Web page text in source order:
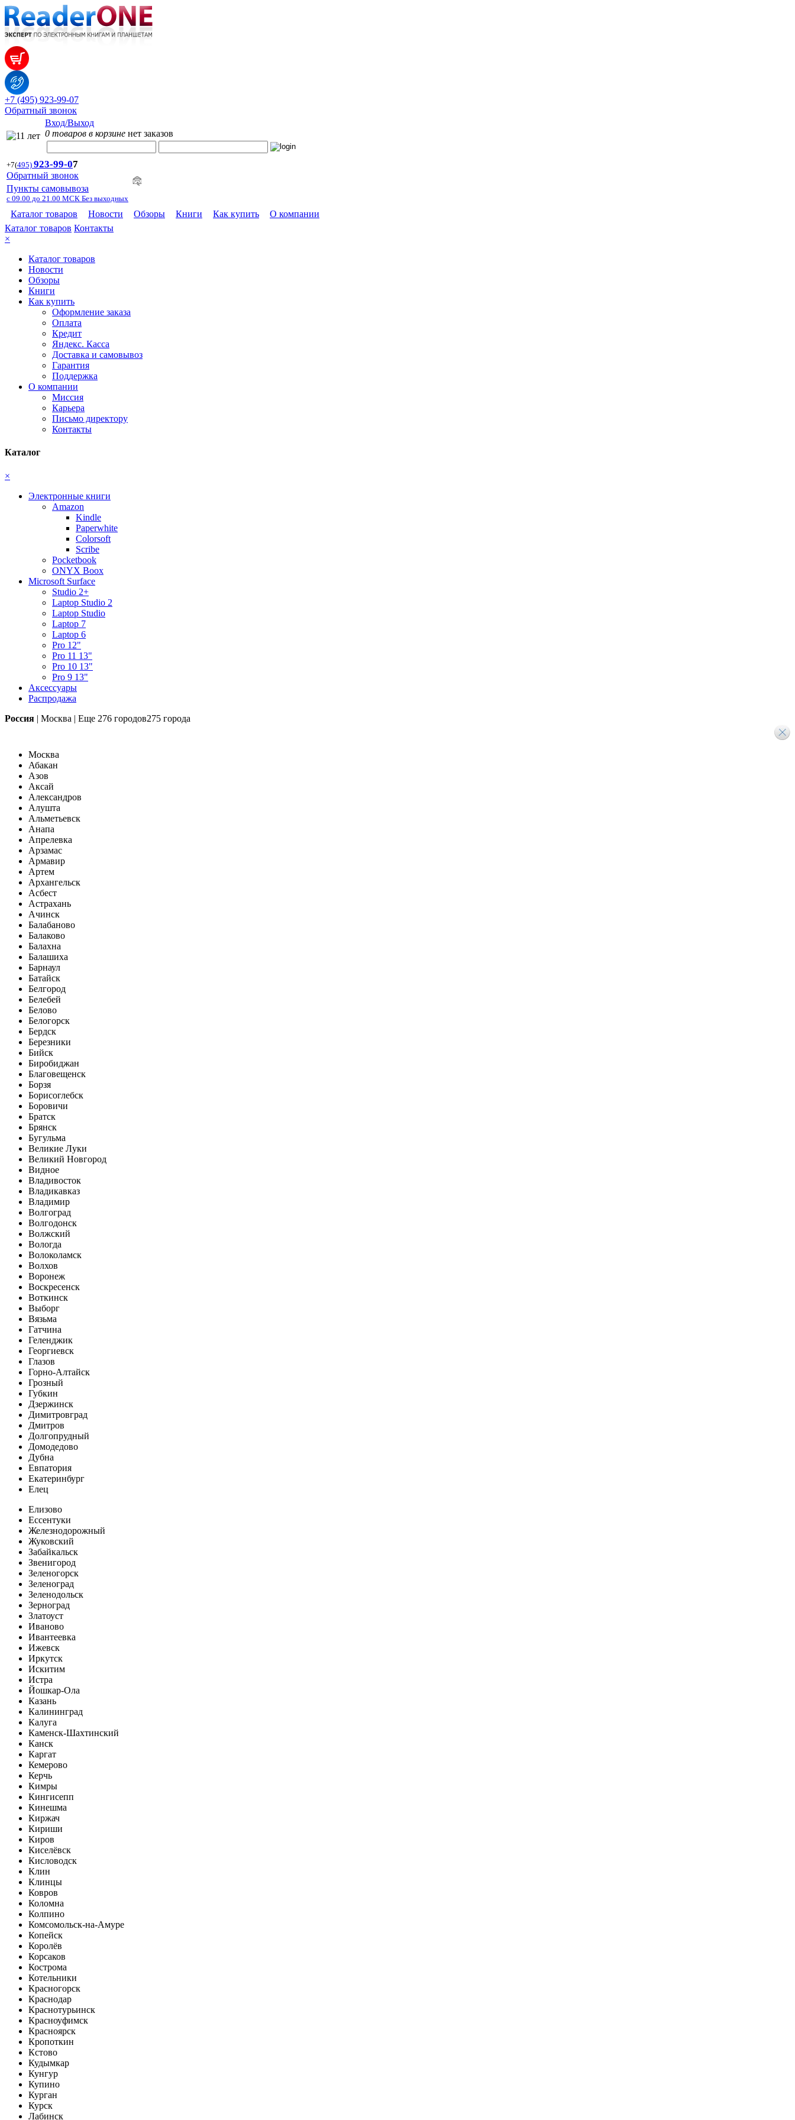
+7 (495) 923-99-07
Обратный звонок
Вход/Выход
0 товаров в корзине нет заказов
+7(495) 923-99-07
Обратный звонок
Пункты самовывоза
с 09.00 до 21.00 МСК Без выходных
Каталог товаров Новости Обзоры Книги Как купить
О компании
Каталог товаров Контакты
×
Каталог товаров
Новости
Обзоры
Книги
Как купить
Оформление заказа
Оплата
Кредит
Яндекс. Касса
Доставка и самовывоз
Гарантия
Поддержка
О компании
Миссия
Карьера
Письмо директору
Контакты
Каталог
×
Электронные книги
Amazon
Kindle
Paperwhite
Colorsoft
Scribe
Pocketbook
ONYX Boox
Microsoft Surface
Studio 2+
Laptop Studio 2
Laptop Studio
Laptop 7
Laptop 6
Pro 12"
Pro 11 13"
Pro 10 13"
Pro 9 13"
Аксессуары
Распродажа
Россия | Москва | Еще 276 городов275 города
Москва
Абакан
Азов
Аксай
Александров
Алушта
Альметьевск
Анапа
Апрелевка
Арзамас
Армавир
Артем
Архангельск
Асбест
Астрахань
Ачинск
Балабаново
Балаково
Балахна
Балашиха
Барнаул
Батайск
Белгород
Белебей
Белово
Белогорск
Бердск
Березники
Бийск
Биробиджан
Благовещенск
Борзя
Борисоглебск
Боровичи
Братск
Брянск
Бугульма
Великие Луки
Великий Новгород
Видное
Владивосток
Владикавказ
Владимир
Волгоград
Волгодонск
Волжский
Вологда
Волоколамск
Волхов
Воронеж
Воскресенск
Воткинск
Выборг
Вязьма
Гатчина
Геленджик
Георгиевск
Глазов
Горно-Алтайск
Грозный
Губкин
Дзержинск
Димитровград
Дмитров
Долгопрудный
Домодедово
Дубна
Евпатория
Екатеринбург
Елец
Елизово
Ессентуки
Железнодорожный
Жуковский
Забайкальск
Звенигород
Зеленогорск
Зеленоград
Зеленодольск
Зерноград
Златоуст
Иваново
Ивантеевка
Ижевск
Иркутск
Искитим
Истра
Йошкар-Ола
Казань
Калининград
Калуга
Каменск-Шахтинский
Канск
Каргат
Кемерово
Керчь
Кимры
Кингисепп
Кинешма
Киржач
Кириши
Киров
Киселёвск
Кисловодск
Клин
Клинцы
Ковров
Коломна
Колпино
Комсомольск-на-Амуре
Копейск
Королёв
Корсаков
Кострома
Котельники
Красногорск
Краснодар
Краснотурьинск
Красноуфимск
Красноярск
Кропоткин
Кстово
Кудымкар
Кунгур
Купино
Курган
Курск
Лабинск